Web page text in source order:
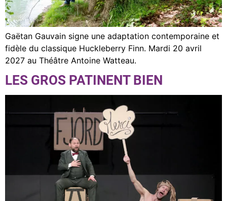
Gaëtan Gauvain signe une adaptation contemporaine et
fidèle du classique Huckleberry Finn. Mardi 20 avril
2027 au Théâtre Antoine Watteau.
LES GROS PATINENT BIEN